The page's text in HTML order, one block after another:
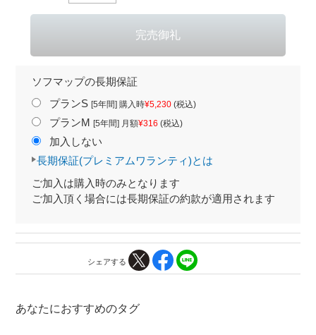
ソフマップの長期保証
プランS [5年間] 購入時¥5,230(税込)
プランM [5年間] 月額¥316 (税込)
加入しない
長期保証(プレミアムワランティ)とは
ご加入は購入時のみとなります
ご加入頂く場合には長期保証の約款が適用されます
シェアする
あなたにおすすめのタグ